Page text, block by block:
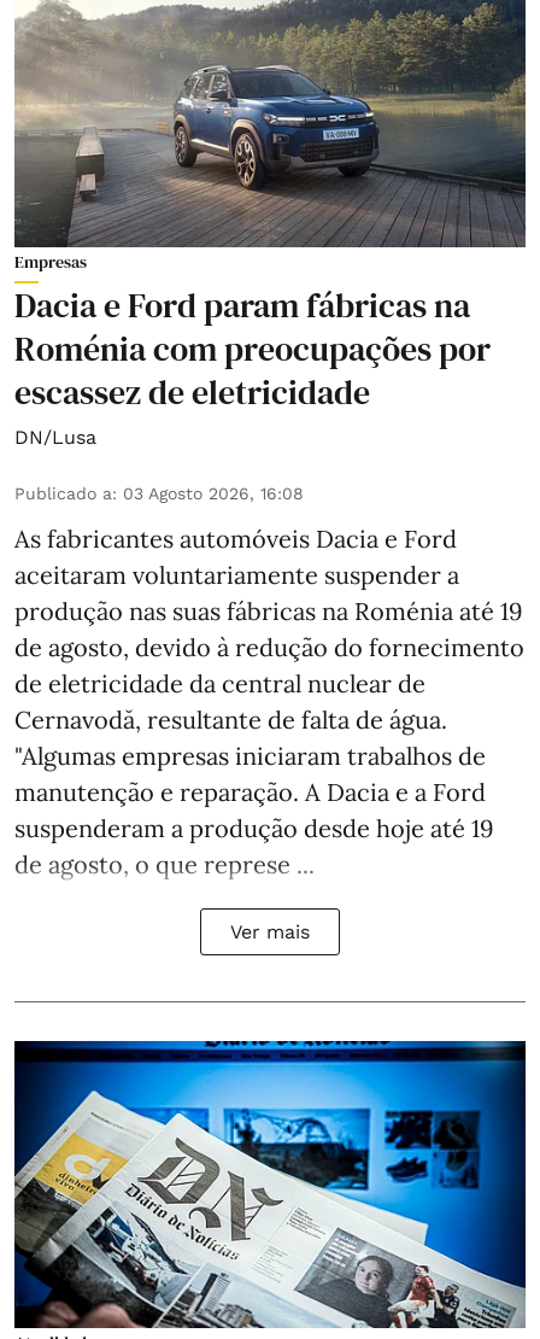
Empresas
Dacia e Ford param fábricas na
Roménia com preocupações por
escassez de eletricidade
DN/Lusa
Publicado a: 03 Agosto 2026, 16:08
As fabricantes automóveis Dacia e Ford
aceitaram voluntariamente suspender a
produção nas suas fábricas na Roménia até 19
de agosto, devido à redução do fornecimento
de eletricidade da central nuclear de
Cernavodă, resultante de falta de água.
"Algumas empresas iniciaram trabalhos de
manutenção e reparação. A Dacia e a Ford
suspenderam a produção desde hoje até 19
de agosto, o que represe ...
Ver mais